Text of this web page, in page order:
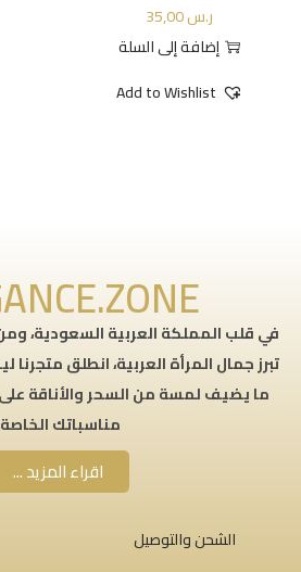
ر.س
إضافة إلى السلة
Add to Wishlist
في قلب المملكة العربية السعودية،
تبرز جمال المرأة العربية، انطلق
ما يضيف لمسة من السحر والأناقة
مناسباتك
اقراء المزيد ...
الشحن والتوصيل